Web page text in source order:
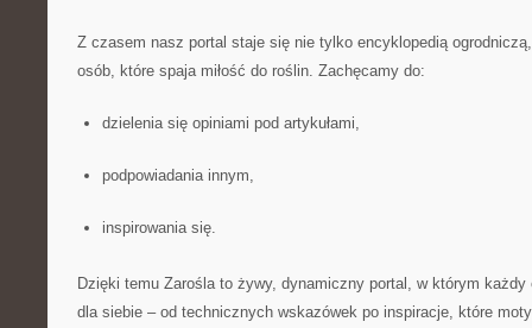
Z czasem nasz portal staje się nie tylko encyklopedią
osób, które spaja miłość do roślin. Zachęcamy do:
dzielenia się opiniami pod artykułami,
podpowiadania innym,
inspirowania się.
Dzięki temu Zarośla to żywy, dynamiczny portal, w którym
dla siebie – od technicznych wskazówek po inspiracje, które